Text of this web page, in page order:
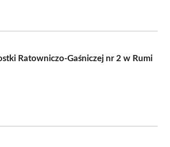
Ratowniczo-Gaśniczej nr 2 w Rumi